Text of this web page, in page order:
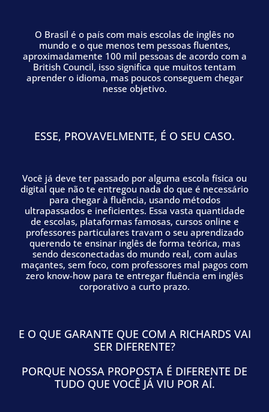
O Brasil é o país com mais escolas de inglês no
mundo e o que menos tem pessoas fluentes,
aproximadamente 100 mil pessoas de acordo com a
British Council, isso significa que muitos tentam
aprender o idioma, mas poucos conseguem chegar
nesse objetivo.
ESSE, PROVAVELMENTE, É O SEU CASO.
Você já deve ter passado por alguma escola física ou
digital que não te entregou nada do que é necessário
para chegar à fluência, usando métodos
ultrapassados e ineficientes. Essa vasta quantidade
de escolas, plataformas famosas, cursos online e
professores particulares travam o seu aprendizado
querendo te ensinar inglês de forma teórica, mas
sendo desconectadas do mundo real, com aulas
maçantes, sem foco, com professores mal pagos com
zero know-how para te entregar fluência em inglês
corporativo a curto prazo.
E O QUE GARANTE QUE COM A RICHARDS VAI
SER DIFERENTE?
PORQUE NOSSA PROPOSTA É DIFERENTE DE
TUDO QUE VOCÊ JÁ VIU POR AÍ.